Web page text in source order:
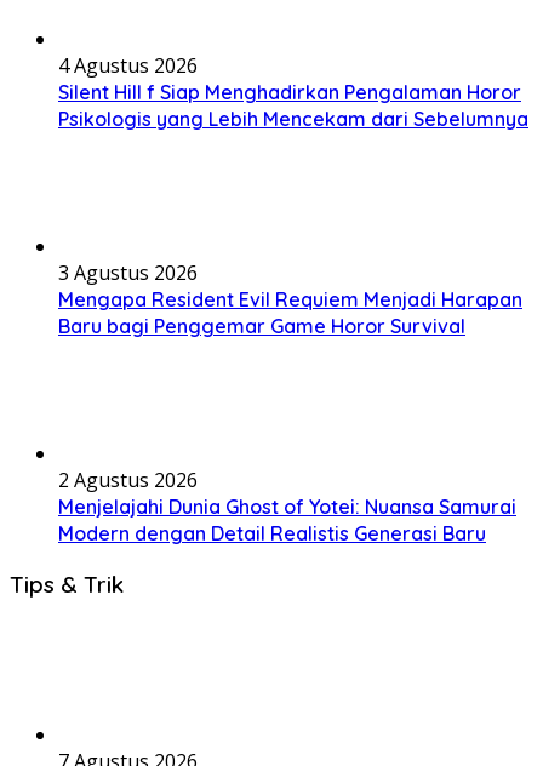
4 Agustus 2026
Silent Hill f Siap Menghadirkan Pengalaman Horor
Psikologis yang Lebih Mencekam dari Sebelumnya
3 Agustus 2026
Mengapa Resident Evil Requiem Menjadi Harapan
Baru bagi Penggemar Game Horor Survival
2 Agustus 2026
Menjelajahi Dunia Ghost of Yotei: Nuansa Samurai
Modern dengan Detail Realistis Generasi Baru
Tips & Trik